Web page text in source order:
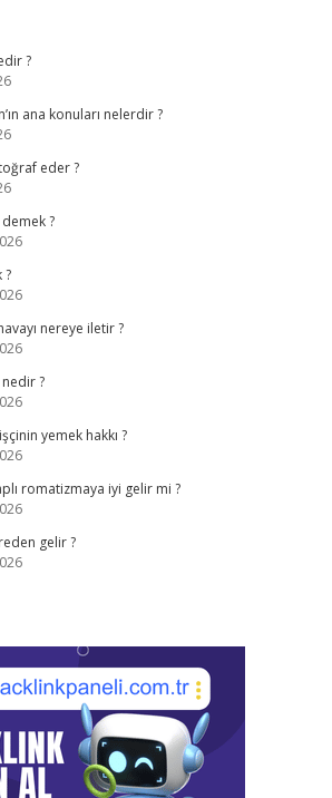
?
ana konuları nelerdir ?
eder ?
?
?
nereye iletir ?
?
yemek hakkı ?
romatizmaya iyi gelir mi ?
gelir ?